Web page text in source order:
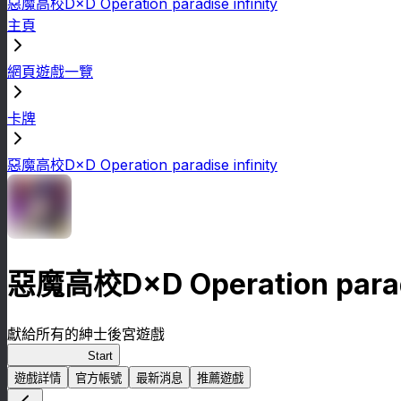
主頁
網頁遊戲一覽
卡牌
惡魔高校D×D Operation paradise infinity
惡魔高校D×D Operation
獻給所有的紳士後宮遊戲
Start
遊戲詳情
官方帳號 最新消息 推薦遊戲